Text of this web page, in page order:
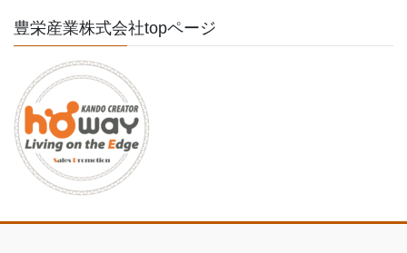
豊栄産業株式会社topページ